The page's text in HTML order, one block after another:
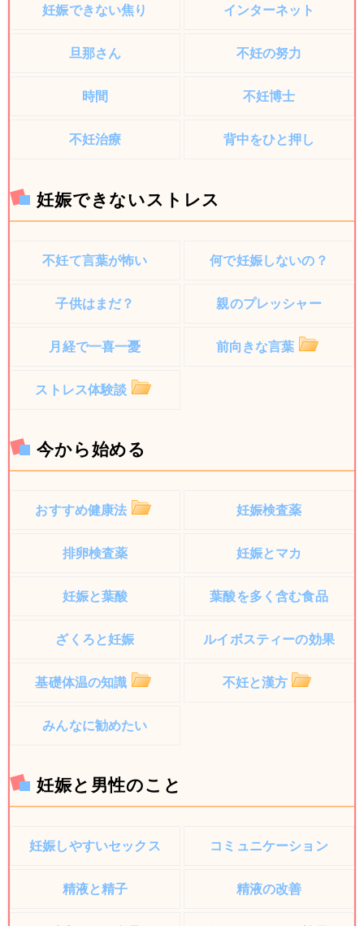
妊娠できない焦り インターネット
旦那さん 不妊の努力
時間 不妊博士
不妊治療 背中をひと押し
妊娠できないストレス
不妊て言葉が怖い 何で妊娠しないの？
子供はまだ？ 親のプレッシャー
月経で一喜一憂 前向きな言葉
ストレス体験談
今から始める
おすすめ健康法 妊娠検査薬
排卵検査薬 妊娠とマカ
妊娠と葉酸 葉酸を多く含む食品
ざくろと妊娠 ルイボスティーの効果
基礎体温の知識 不妊と漢方
みんなに勧めたい
妊娠と男性のこと
妊娠しやすいセックス コミュニケーション
精液と精子 精液の改善